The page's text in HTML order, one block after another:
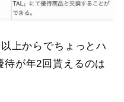
上からでちょっとハ
が年2回貰えるのは